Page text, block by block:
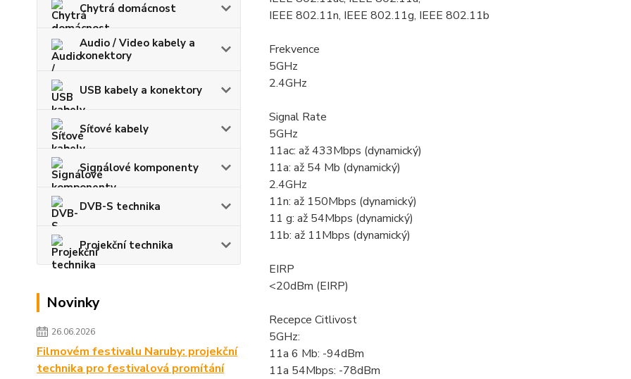
Chytrá domácnost
Audio / Video kabely a
konektory
USB kabely a konektory
Síťové kabely
Signálové komponenty
DVB-S technika
Projekční technika
Novinky
26.06.2026
Filmovém festivalu Naruby: projekční
technika pro festivalová promítání
IEEE 802.11n, IEEE 802.11g, IEEE 802.11b
Frekvence
5GHz
2.4GHz
Signal Rate
5GHz
11ac: až 433Mbps (dynamický)
11a: až 54 Mb (dynamický)
2.4GHz
11n: až 150Mbps (dynamický)
11 g: až 54Mbps (dynamický)
11b: až 11Mbps (dynamický)
EIRP
<20dBm (EIRP)
Recepce Citlivost
5GHz:
11a 6 Mb: -94dBm
11a 54Mbps: -78dBm